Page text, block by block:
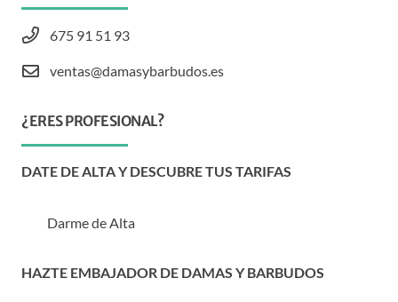
675 91 51 93
ventas@damasybarbudos.es
¿ERES PROFESIONAL?
DATE DE ALTA Y DESCUBRE TUS TARIFAS
Darme de Alta
HAZTE EMBAJADOR DE DAMAS Y BARBUDOS